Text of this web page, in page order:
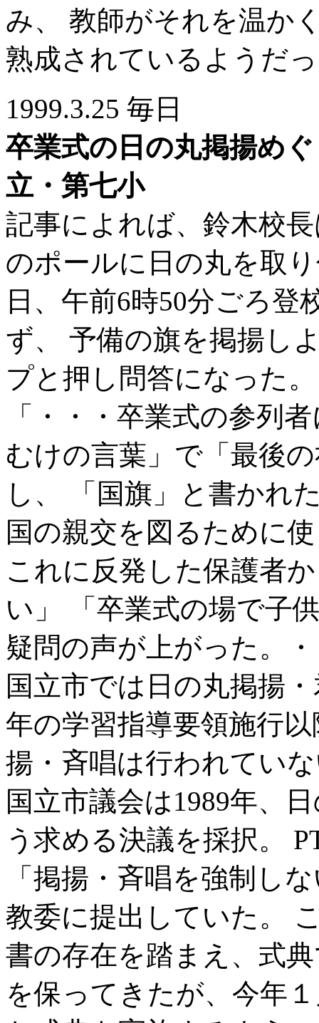
み、 教師がそれを温か
熟成されているようだ
1999.3.25 毎日
卒業式の日の丸掲揚め
立・第七小
記事によれば、鈴木校
のポールに日の丸を取
日、午前6時50分ごろ
ず、 予備の旗を掲揚し
プと押し問答になった。
「・・・卒業式の参列
むけの言葉」で「最後
し、 「国旗」と書かれ
国の親交を図るために
これに反発した保護者
い」 「卒業式の場で子
疑問の声が上がった。
国立市では日の丸掲揚
年の学習指導要領施行
揚・斉唱は行われてい
国立市議会は1989年、
う求める決議を採択。
「掲揚・斉唱を強制し
教委に提出していた。
書の存在を踏まえ、式
を保ってきたが、今年